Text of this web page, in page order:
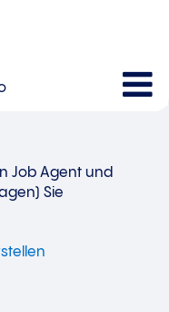
Job Agent und
Sie